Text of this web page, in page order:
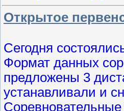
Открытое
Сегодня
Формат данных
предложены 3
устанавливали и